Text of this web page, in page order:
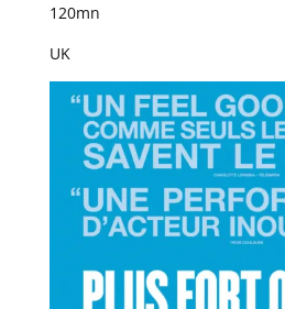
120mn
UK